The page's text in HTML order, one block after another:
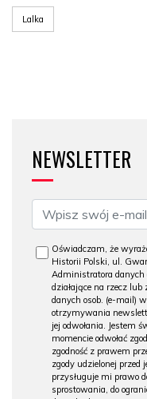
Lalka
NEWSLETTER
Oświadczam, że
Historii Polski, ul.
Administratora danych
działające na rzecz
danych osob. (e-mail)
otrzymywania
jej odwołania. Jestem
momencie odwołać
zgodność z prawem
zgody udzielonej przed
przysługuje mi prawo
sprostowania, do